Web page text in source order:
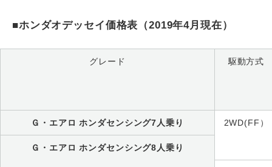
■ホンダオデッセイ価格表（2019年4月現在）
グレード 駆動方式
Ｇ・エアロ ホンダセンシング7人乗り 2WD(FF）
Ｇ・エアロ ホンダセンシング8人乗り